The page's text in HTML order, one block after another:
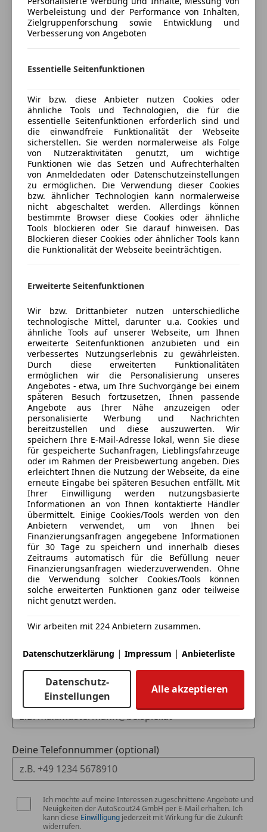
Navigationssystem
Schlüssellose Zentralverriegelung
Sitzbelüftung
teilb. Rücksitzbank
Unterhaltung/Media
Bordcomputer
Induktionsladen für Smartphones
Soundsystem
USB
Sicherheit
ABS
Abstandstempomat
Alarmanlage
Beifahrerairbag
Fahrerairbag
Kopfairbag
LED-Scheinwerfer
LED-Tagfahrlicht
Notrufsystem
Reifendruckkontrollsystem
Seitenairbag
Servolenkung
Spurhalteassistent
Tagfahrlicht
Traktionskontrolle
Verkehrszeichenerkennung
Voll-LED Scheinwerfer
Wegfahrsperre
Zentralverriegelung
Zentralverriegelung mit Funkfernbedienung
Extras
Alufelgen
Innenspiegel automatisch abblendend
Pannenkit
Spoiler
Sportpaket
Sprachsteuerung
Kfz-Versicherung
Versicherungsschutz an Ihre Bedürfnisse
Freischaden-Gutschein ab Stufe 0
Jetzt berechnen
Verkäufer Händler
Porsche Innsbruck-Mitterweg
Anbieter auf AutoScout24 seit 2025
Mitterweg 26-31,
Kontakt
Alle Fahrzeuge des Anbieters
Anbieter kontaktieren
Deine Nachricht
Eintauschwagen: Kaufen und verkaufen in nur einem
Schritt
Ich möchte mein Auto in Zahlung geben
(unverbindlich).
Fahrzeugdaten hinzufügen
Deine E-Mail
Deine Telefonnummer (optional)
Ich möchte auf meine Interessen zugeschnittene Angebote und
Neuigkeiten der AutoScout24 GmbH per E-Mail erhalten. Ich
kann diese Einwilligung jederzeit mit Wirkung für die Zukunft
widerrufen.
Werbeleistung und der Performance von Inhalten,
Zielgruppenforschung sowie Entwicklung und
Verbesserung von Angeboten
Essentielle Seitenfunktionen
Wir bzw. diese Anbieter nutzen Cookies oder
ähnliche Tools und Technologien, die für die
essentielle Seitenfunktionen erforderlich sind und
die einwandfreie Funktionalität der Webseite
sicherstellen. Sie werden normalerweise als Folge
von Nutzeraktivitäten genutzt, um wichtige
Funktionen wie das Setzen und Aufrechterhalten
von Anmeldedaten oder Datenschutzeinstellungen
zu ermöglichen. Die Verwendung dieser Cookies
bzw. ähnlicher Technologien kann normalerweise
nicht abgeschaltet werden. Allerdings können
bestimmte Browser diese Cookies oder ähnliche
Tools blockieren oder Sie darauf hinweisen. Das
Blockieren dieser Cookies oder ähnlicher Tools kann
die Funktionalität der Webseite beeinträchtigen.
Erweiterte Seitenfunktionen
Wir bzw. Drittanbieter nutzen unterschiedliche
technologische Mittel, darunter u.a. Cookies und
ähnliche Tools auf unserer Webseite, um Ihnen
erweiterte Seitenfunktionen anzubieten und ein
verbessertes Nutzungserlebnis zu gewährleisten.
Durch diese erweiterten Funktionalitäten
ermöglichen wir die Personalisierung unseres
Angebotes - etwa, um Ihre Suchvorgänge bei einem
späteren Besuch fortzusetzen, Ihnen passende
Angebote aus Ihrer Nähe anzuzeigen oder
personalisierte Werbung und Nachrichten
bereitzustellen und diese auszuwerten. Wir
speichern Ihre E-Mail-Adresse lokal, wenn Sie diese
für gespeicherte Suchanfragen, Lieblingsfahrzeuge
oder im Rahmen der Preisbewertung angeben. Dies
erleichtert Ihnen die Nutzung der Webseite, da eine
erneute Eingabe bei späteren Besuchen entfällt. Mit
Ihrer Einwilligung werden nutzungsbasierte
Informationen an von Ihnen kontaktierte Händler
übermittelt. Einige Cookies/Tools werden von den
Anbietern verwendet, um von Ihnen bei
Finanzierungsanfragen angegebene Informationen
für 30 Tage zu speichern und innerhalb dieses
Zeitraums automatisch für die Befüllung neuer
Finanzierungsanfragen wiederzuverwenden. Ohne
die Verwendung solcher Cookies/Tools können
solche erweiterten Funktionen ganz oder teilweise
nicht genutzt werden.
Wir arbeiten mit 224 Anbietern zusammen.
Datenschutzerklärung | Impressum | Anbieterliste
Datenschutz-
Einstellungen
Alle akzeptieren